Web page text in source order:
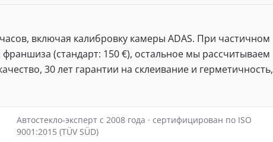
включая калибровку камеры ADAS. При частичном
(стандарт: 150 €), остальное мы рассчитываем
30 лет гарантии на склеивание и герметичность,
Автостекло-эксперт с 2008 года · сертифицирован по ISO
9001:2015 (TÜV SÜD)